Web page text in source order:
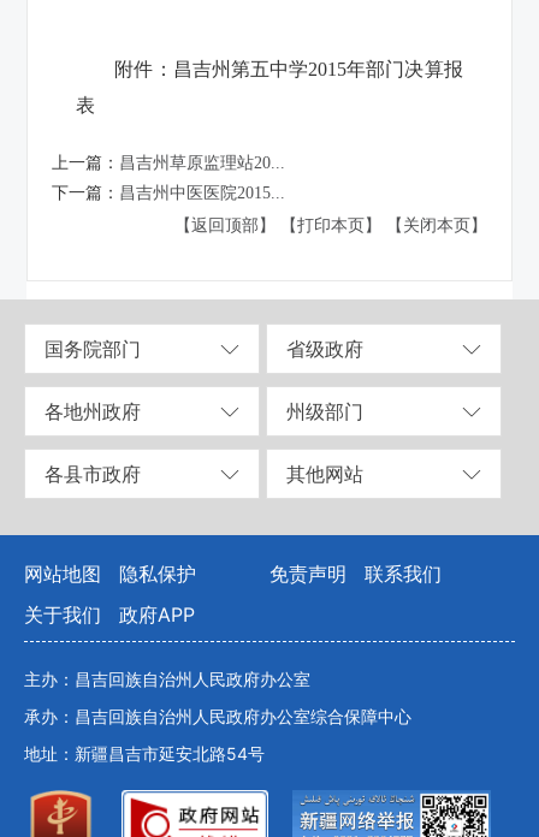
附件： 昌吉州第五中学2015年部门决算报
表
上一篇： 昌吉州草原监理站20...
下一篇： 昌吉州中医医院2015...
【返回顶部】
【打印本页】 【关闭本页】
国务院部门 省级政府
各地州政府 州级部门
各县市政府 其他网站
网站地图 隐私保护 免责声明
联系我们
关于我们
政府APP
主办：昌吉回族自治州人民政府办公室
承办：昌吉回族自治州人民政府办公室综合保障中心
地址：新疆昌吉市延安北路54号